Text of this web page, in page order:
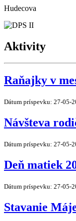
Hudecova
Aktivity
Raňajky v
Dátum príspevku: 27-05-
Návšteva
Dátum príspevku: 27-05-
Deň matiek
Dátum príspevku: 27-05-
Stavanie